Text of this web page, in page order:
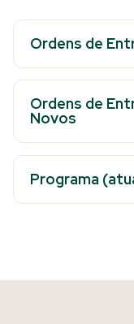
Ordens de
Ordens de
Novos
Programa